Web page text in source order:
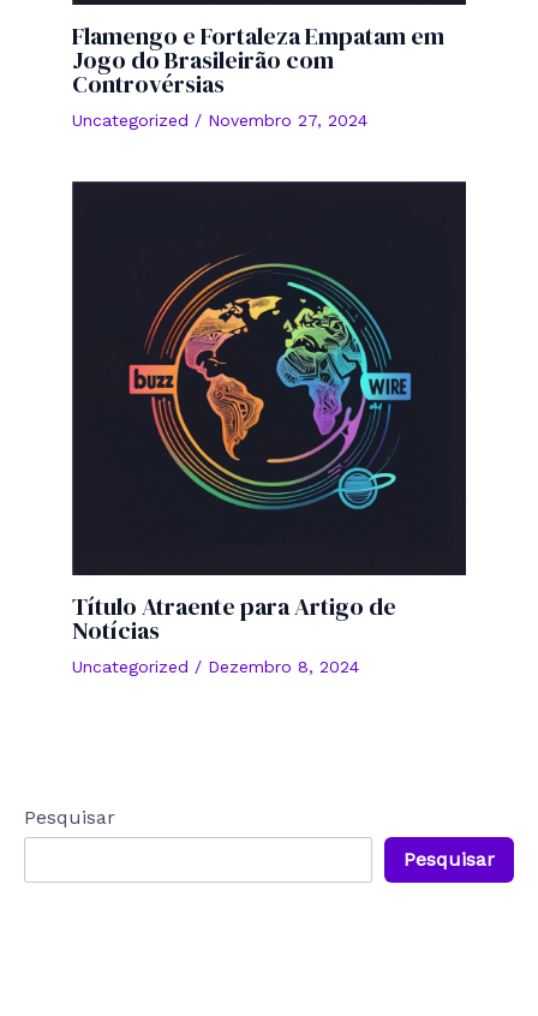
Flamengo e Fortaleza Empatam em
Jogo do Brasileirão com
Controvérsias
Uncategorized / Novembro 27, 2024
Título Atraente para Artigo de
Notícias
Uncategorized / Dezembro 8, 2024
Pesquisar
Pesquisar